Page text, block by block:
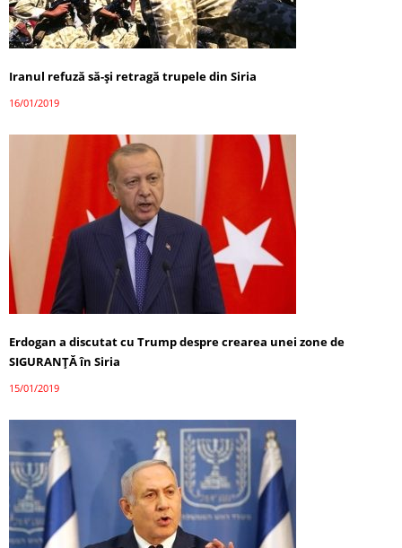
Iranul refuză să-și retragă trupele din Siria
16/01/2019
Erdogan a discutat cu Trump despre crearea unei zone de
SIGURANȚĂ în Siria
15/01/2019